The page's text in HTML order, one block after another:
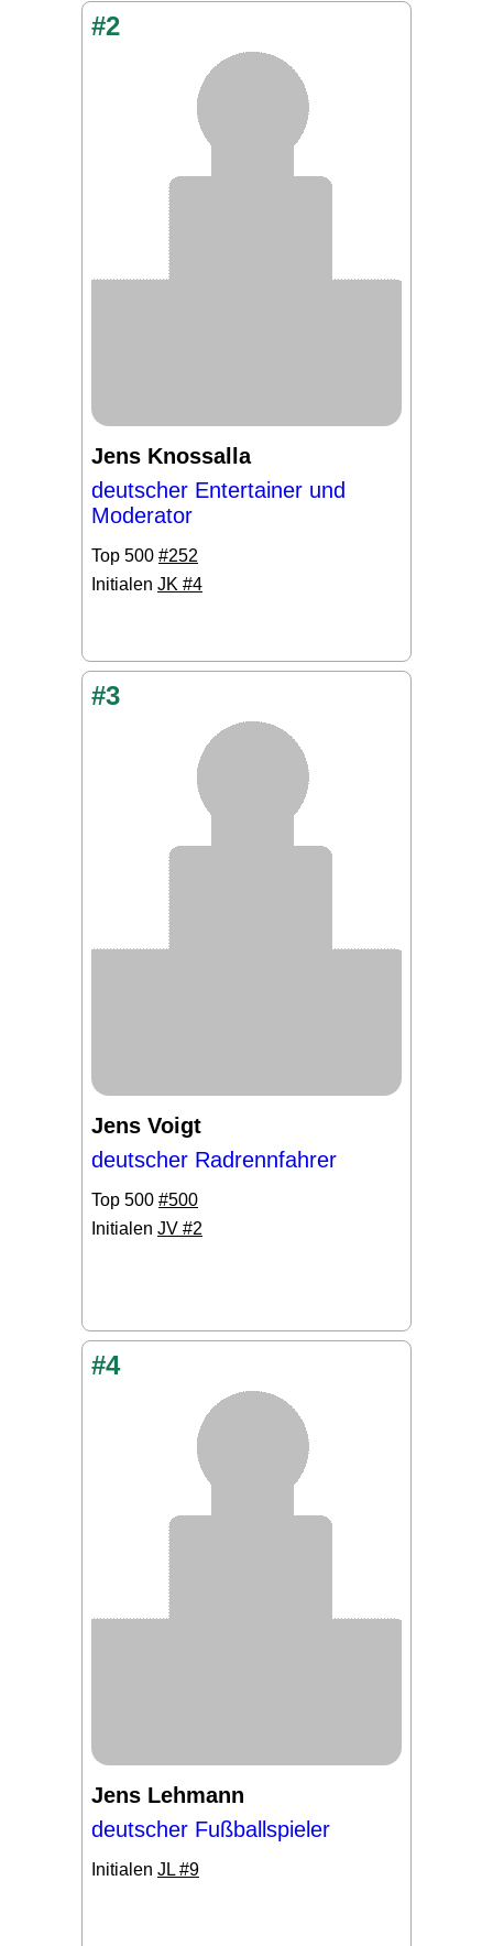
#2
Jens Knossalla
deutscher Entertainer und
Moderator
Top 500 #252
Initialen JK #4
#3
Jens Voigt
deutscher Radrennfahrer
Top 500 #500
Initialen JV #2
#4
Jens Lehmann
deutscher Fußballspieler
Initialen JL #9